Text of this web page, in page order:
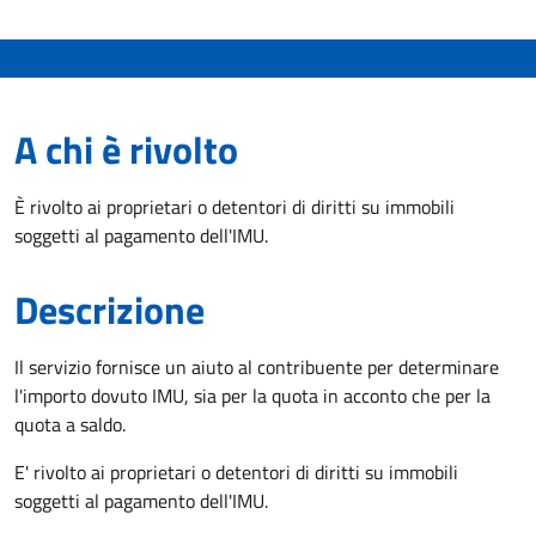
A chi è rivolto
È rivolto ai proprietari o detentori di diritti su immobili
soggetti al pagamento dell'IMU.
Descrizione
Il servizio fornisce un aiuto al contribuente per determinare
l'importo dovuto IMU, sia per la quota in acconto che per la
quota a saldo.
E' rivolto ai proprietari o detentori di diritti su immobili
soggetti al pagamento dell'IMU.